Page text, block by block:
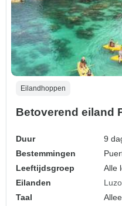
Eilandhoppen
Betoverend eiland
Duur
9
Bestemmingen
Leeftijdsgroep
Alle
Eilanden
Taal